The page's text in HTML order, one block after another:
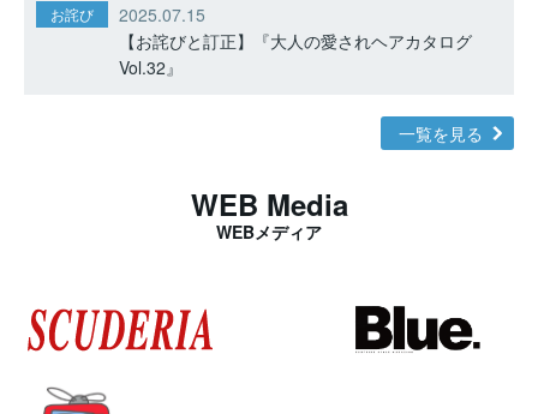
お詫び
2025.07.15
【お詫びと訂正】『大人の愛されヘアカタログ
Vol.32』
一覧を見る
WEB Media
WEBメディア